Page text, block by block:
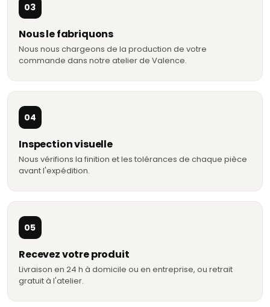
03
Nous le fabriquons
Nous nous chargeons de la production de votre
commande dans notre atelier de Valence.
04
Inspection visuelle
Nous vérifions la finition et les tolérances de chaque pièce
avant l'expédition.
05
Recevez votre produit
Livraison en 24 h à domicile ou en entreprise, ou retrait
gratuit à l'atelier.